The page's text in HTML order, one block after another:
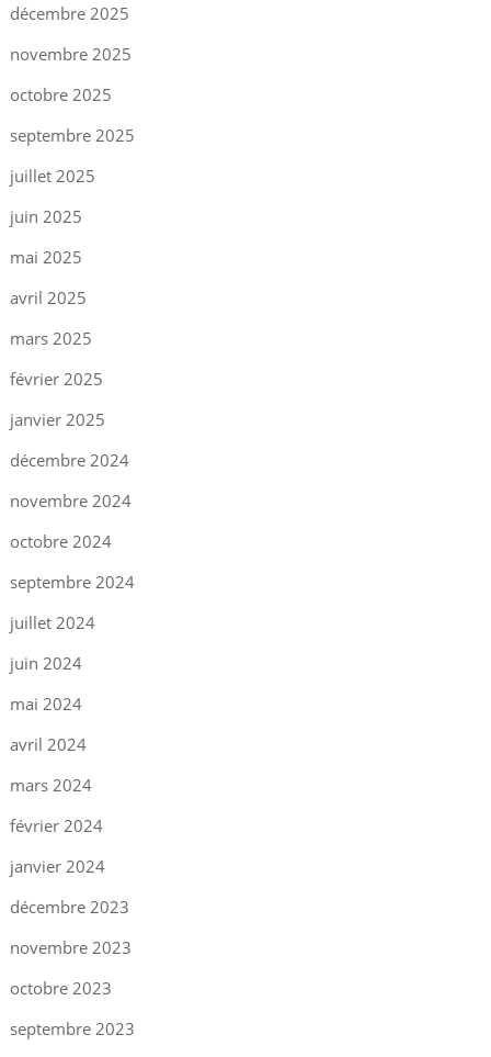
décembre 2025
novembre 2025
octobre 2025
septembre 2025
juillet 2025
juin 2025
mai 2025
avril 2025
mars 2025
février 2025
janvier 2025
décembre 2024
novembre 2024
octobre 2024
septembre 2024
juillet 2024
juin 2024
mai 2024
avril 2024
mars 2024
février 2024
janvier 2024
décembre 2023
novembre 2023
octobre 2023
septembre 2023